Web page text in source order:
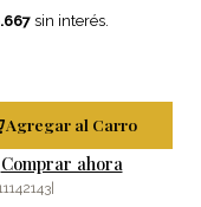
sin interés.
Agregar al Carro
Comprar ahora